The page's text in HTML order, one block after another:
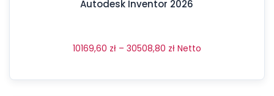
Autodesk Inventor 2026
10169,60 zł – 30508,80 zł Netto